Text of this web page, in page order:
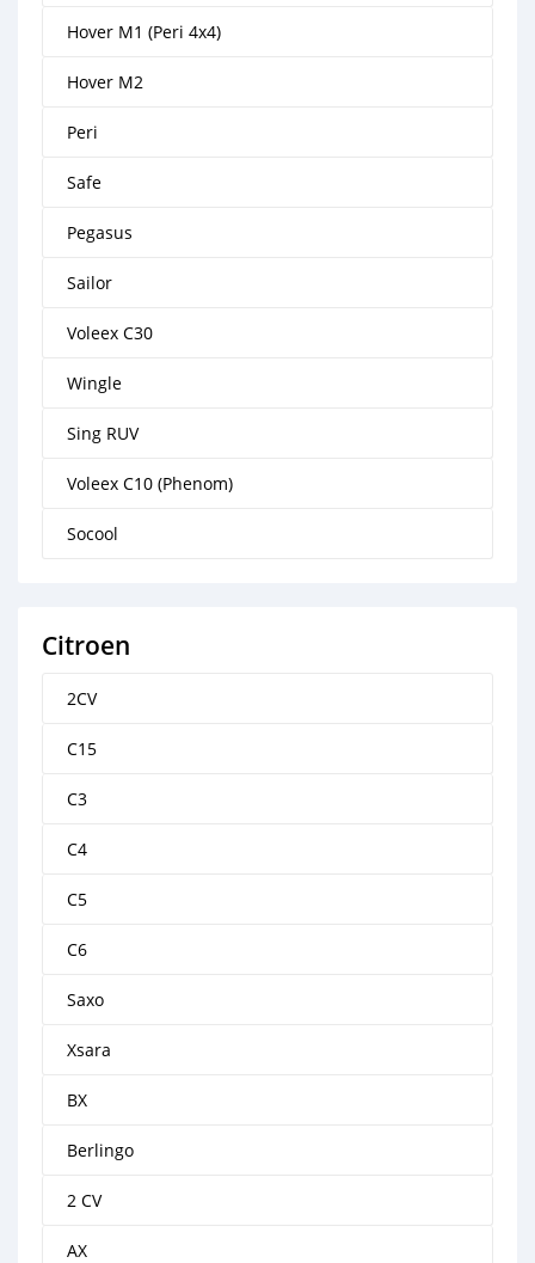
Hover M1 (Peri 4x4)
Hover M2
Peri
Safe
Pegasus
Sailor
Voleex C30
Wingle
Sing RUV
Voleex C10 (Phenom)
Socool
Citroen
2CV
C15
C3
C4
C5
C6
Saxo
Xsara
BX
Berlingo
2 CV
AX